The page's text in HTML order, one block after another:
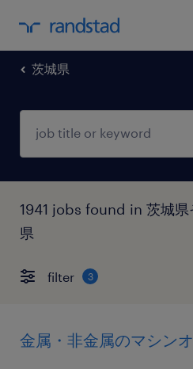
茨城県
1941 jobs found in 茨城県
県
filter 3
金属・非金属のマシン